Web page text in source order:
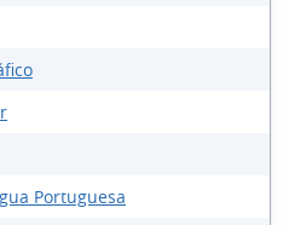
Portuguesa